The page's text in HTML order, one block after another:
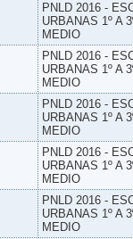
PNLD 2016 -
URBANAS 1º A
MEDIO
PNLD 2016 -
URBANAS 1º A
MEDIO
PNLD 2016 -
URBANAS 1º A
MEDIO
PNLD 2016 -
URBANAS 1º A
MEDIO
PNLD 2016 -
URBANAS 1º A
MEDIO